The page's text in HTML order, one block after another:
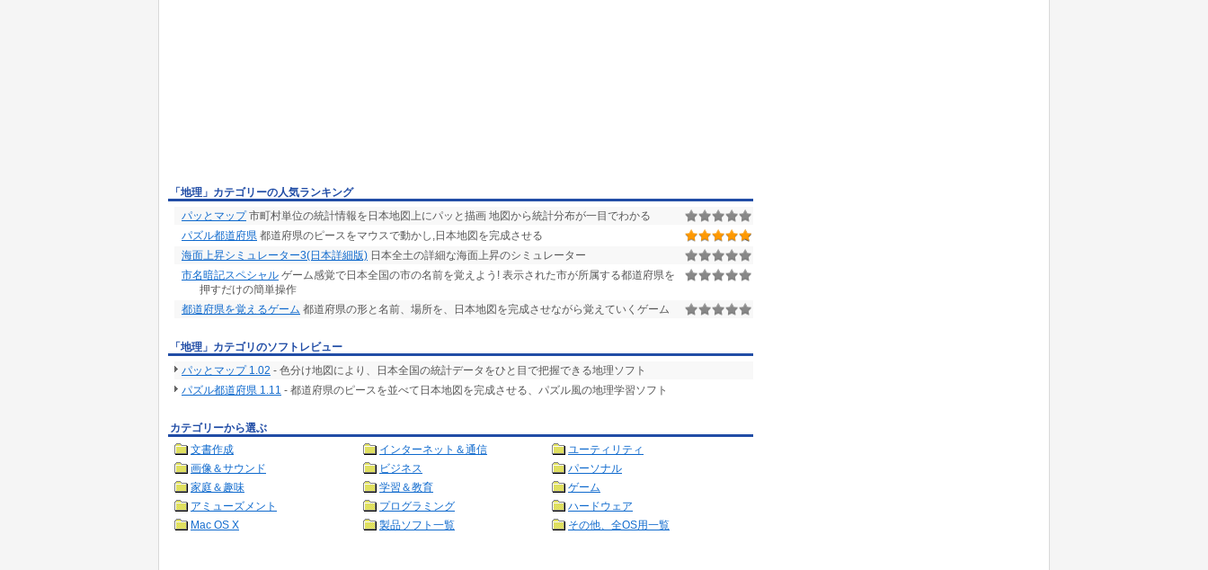
「地理」カテゴリーの人気ランキング
パッとマップ市町村単位の統計情報を日本地図上にパッと描画 地図から統計分布が一目でわかる
パズル都道府県 都道府県のピースをマウスで動かし,日本地図を完成させる
海面上昇シミュレーター3(日本詳細版) 日本全土の詳細な海面上昇のシミュレーター
市名暗記スペシャル ゲーム感覚で日本全国の市の名前を覚えよう! 表示された市が所属する都道府県を
押すだけの簡単操作
都道府県を覚えるゲーム 都道府県の形と名前、場所を、日本地図を完成させながら覚えていくゲーム
「地理」カテゴリのソフトレビュー
パッとマップ 1.02 - 色分け地図により、日本全国の統計データをひと目で把握できる地理ソフト
パズル都道府県 1.11 - 都道府県のピースを並べて日本地図を完成させる、パズル風の地理学習ソフト
カテゴリーから選ぶ
文書作成
インターネット＆通信
ユーティリティ
画像＆サウンド
ビジネス
パーソナル
家庭＆趣味
学習＆教育
ゲーム
アミューズメント
プログラミング
ハードウェア
Mac OS X
製品ソフト一覧 その他、全OS用一覧